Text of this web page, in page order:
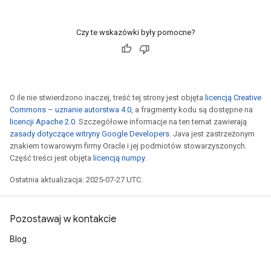
Czy te wskazówki były pomocne?
O ile nie stwierdzono inaczej, treść tej strony jest objęta licencją Creative
Commons – uznanie autorstwa 4.0, a fragmenty kodu są dostępne na
licencji Apache 2.0. Szczegółowe informacje na ten temat zawierają
zasady dotyczące witryny Google Developers. Java jest zastrzeżonym
znakiem towarowym firmy Oracle i jej podmiotów stowarzyszonych.
Część treści jest objęta licencją numpy.
Ostatnia aktualizacja: 2025-07-27 UTC.
Pozostawaj w kontakcie
Blog